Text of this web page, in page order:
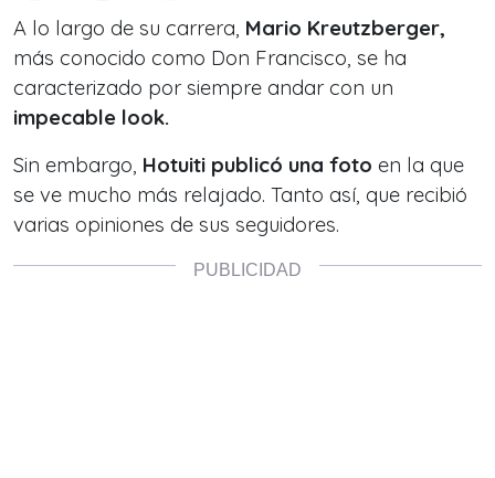
A lo largo de su carrera, Mario Kreutzberger,
más conocido como Don Francisco, se ha
caracterizado por siempre andar con un
impecable look.
Sin embargo, Hotuiti publicó una foto en la que
se ve mucho más relajado. Tanto así, que recibió
varias opiniones de sus seguidores.